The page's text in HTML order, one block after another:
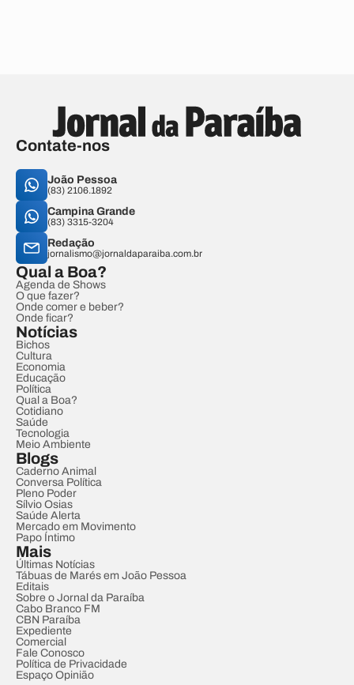
Contate-nos
João Pessoa
(83) 2106.1892
Campina Grande
(83) 3315-3204
Redação
jornalismo@jornaldaparaiba.com.br
Qual a Boa?
Agenda de Shows
O que fazer?
Onde comer e beber?
Onde ficar?
Notícias
Bichos
Cultura
Economia
Educação
Política
Qual a Boa?
Cotidiano
Saúde
Tecnologia
Meio Ambiente
Blogs
Caderno Animal
Conversa Política
Pleno Poder
Sílvio Osias
Saúde Alerta
Mercado em Movimento
Papo Íntimo
Mais
Últimas Notícias
Tábuas de Marés em João Pessoa
Editais
Sobre o Jornal da Paraíba
Cabo Branco FM
CBN Paraíba
Expediente
Comercial
Fale Conosco
Política de Privacidade
Espaço Opinião